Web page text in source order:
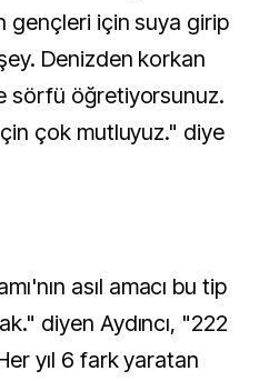
gençleri için suya girip
Denizden korkan
sörfü öğretiyorsunuz.
için çok mutluyuz." diye
asıl amacı bu tip
diyen Aydıncı, "222
yıl 6 fark yaratan